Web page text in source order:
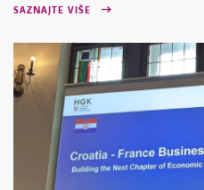
SAZNAJTE VIŠE